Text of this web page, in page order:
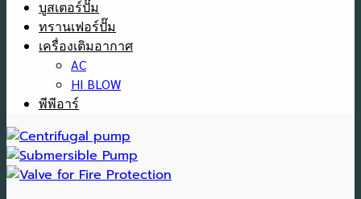
บูสเตอร์ปั๊ม
ทรานเฟอร์ปั๊ม
เครื่องเติมอากาศ
AC
HI BLOW
พีพีอาร์